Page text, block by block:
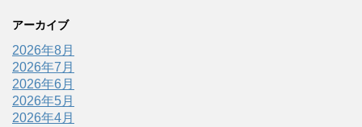
アーカイブ
2026年8月
2026年7月
2026年6月
2026年5月
2026年4月